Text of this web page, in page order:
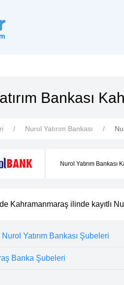
Bankası
Nurol Yatırım Bankası
Nurol Yatırım
Kahramanmaraş ilinde kayıtlı
Yatırım Bankası Şubeleri
Banka Şubeleri